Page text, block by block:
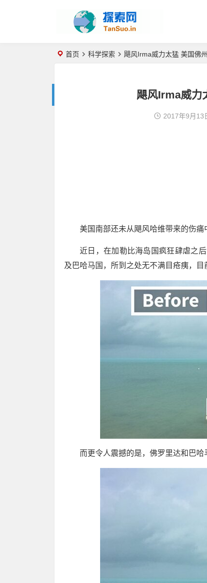
首页 科学探索 飓风Irma威力太猛 美国佛
飓风Irma威力
2017年9月13
美国南部还未从飓风哈维带来的伤痛
近日，在加勒比海岛国疯狂肆虐之
及巴哈马国，所到之处无不满目疮痍，目
而更令人震撼的是，佛罗里达和巴哈